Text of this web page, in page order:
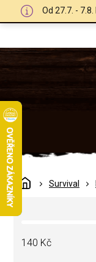
Od 27.7. -
DomůSurvival
P
o
140 Kč